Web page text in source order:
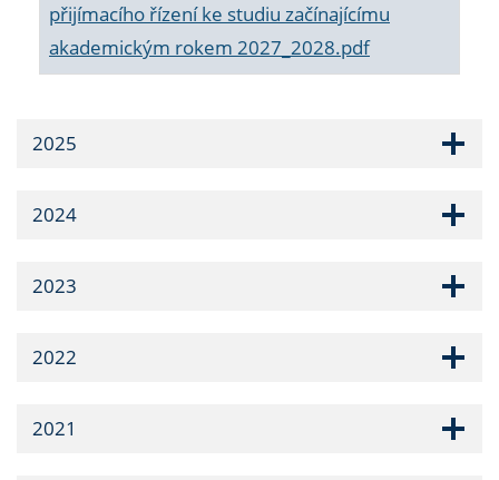
přijímacího řízení ke studiu začínajícímu
akademickým rokem 2027_2028.pdf
2025
2024
2023
2022
2021